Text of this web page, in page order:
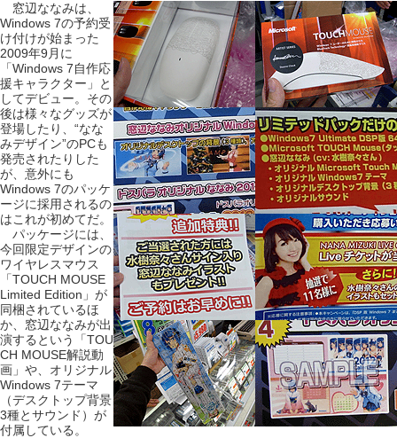
窓辺ななみは、
Windows 7の予約受
け付けが始まった
2009年9月に
「Windows 7自作応
援キャラクター」と
してデビュー。その
後は様々なグッズが
登場したり、“なな
みデザイン”のPCも
発売されたりした
が、意外にも
Windows 7のパッケ
ージに採用されるの
はこれが初めてだ。
パッケージには、
今回限定デザインの
ワイヤレスマウス
「TOUCH MOUSE
Limited Edition」が
同梱されているほ
か、窓辺ななみが出
演するという「TOU
CH MOUSE解説動
画」や、オリジナル
Windows 7テーマ
（デスクトップ背景
3種とサウンド）が
付属している。